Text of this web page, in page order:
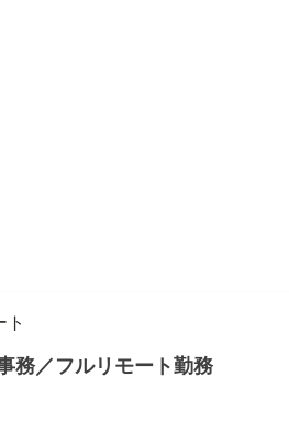
ト
務／フルリモート勤務